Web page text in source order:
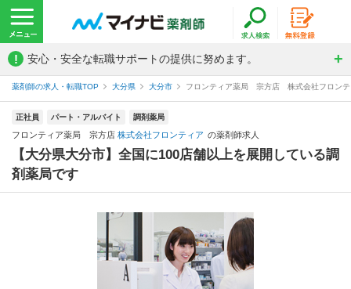
! 安心・安全な転職サポートの提供に努めます。
薬剤師の求人・転職TOP 大分県 大分市 フロンティア薬局 宗方店 株式会社フロンテ
正社員 パート・アルバイト 調剤薬局
フロンティア薬局 宗方店 株式会社フロンティア の薬剤師求人
【大分県大分市】全国に100店舗以上を展開している調
剤薬局です